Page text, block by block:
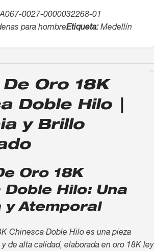
0027-0000032268-01
para hombreEtiqueta: Medellín
Oro 18K
Doble Hilo |
y Brillo
Oro 18K
Doble Hilo: Una
y Atemporal
Chinesca Doble Hilo es una pieza
de alta calidad, elaborada en oro 18K ley